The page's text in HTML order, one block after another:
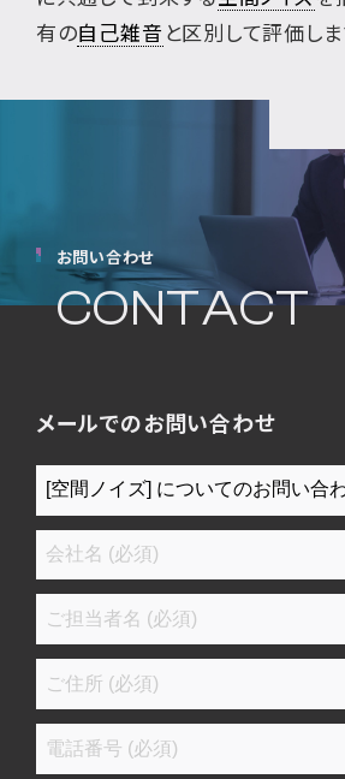
有の自己雑音 と区別して評価しま
お問い合わせ
CONTACT
メールでのお問い合わせ